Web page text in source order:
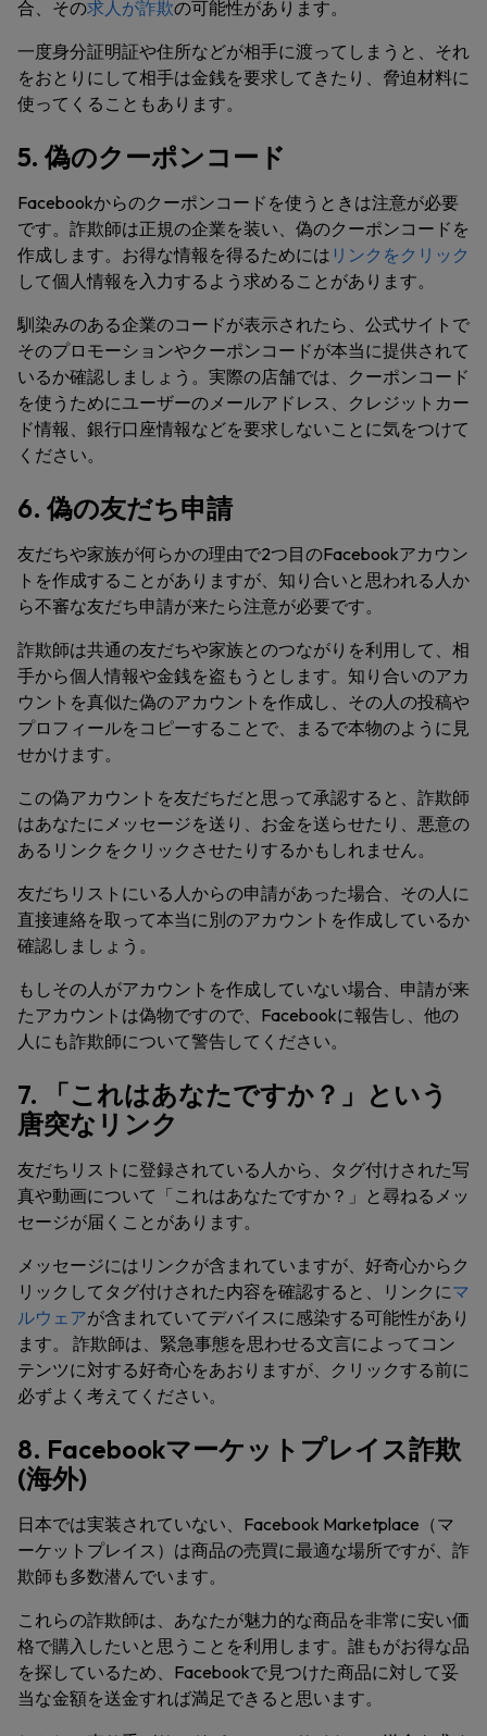
合、その求人が詐欺の可能性があります。
一度身分証明証や住所などが相手に渡ってしまうと、それ
をおとりにして相手は金銭を要求してきたり、脅迫材料に
使ってくることもあります。
5. 偽のクーポンコード
Facebookからのクーポンコードを使うときは注意が必要
です。詐欺師は正規の企業を装い、偽のクーポンコードを
作成します。お得な情報を得るためには リンクをクリック
して個人情報を入力するよう求めることがあります。
馴染みのある企業のコードが表示されたら、公式サイトで
そのプロモーションやクーポンコードが本当に提供されて
いるか確認しましょう。実際の店舗では、クーポンコード
を使うためにユーザーのメールアドレス、クレジットカー
ド情報、銀行口座情報などを要求しないことに気をつけて
ください。
6. 偽の友だち申請
友だちや家族が何らかの理由で2つ目のFacebookアカウン
トを作成することがありますが、知り合いと思われる人か
ら不審な友だち申請が来たら注意が必要です。
詐欺師は共通の友だちや家族とのつながりを利用して、相
手から個人情報や金銭を盗もうとします。知り合いのアカ
ウントを真似た偽のアカウントを作成し、その人の投稿や
プロフィールをコピーすることで、まるで本物のように見
せかけます。
この偽アカウントを友だちだと思って承認すると、詐欺師
はあなたにメッセージを送り、お金を送らせたり、悪意の
あるリンクをクリックさせたりするかもしれません。
友だちリストにいる人からの申請があった場合、その人に
直接連絡を取って本当に別のアカウントを作成しているか
確認しましょう。
もしその人がアカウントを作成していない場合、申請が来
たアカウントは偽物ですので、Facebookに報告し、他の
人にも詐欺師について警告してください。
7. 「これはあなたですか？」という
唐突なリンク
友だちリストに登録されている人から、タグ付けされた写
真や動画について「これはあなたですか？」と尋ねるメッ
セージが届くことがあります。
メッセージにはリンクが含まれていますが、好奇心からク
リックしてタグ付けされた内容を確認すると、リンクにマ
ルウェアが含まれていてデバイスに感染する可能性があり
ます。 詐欺師は、緊急事態を思わせる文言によってコン
テンツに対する好奇心をあおりますが、クリックする前に
必ずよく考えてください。
8. Facebookマーケットプレイス詐欺
(海外)
日本では実装されていない、Facebook Marketplace（マ
ーケットプレイス）は商品の売買に最適な場所ですが、詐
欺師も多数潜んでいます。
これらの詐欺師は、あなたが魅力的な商品を非常に安い価
格で購入したいと思うことを利用します。誰もがお得な品
を探しているため、Facebookで見つけた商品に対して妥
当な金額を送金すれば満足できると思います。